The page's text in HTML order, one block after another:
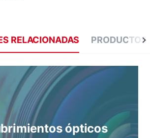
RELACIONADAS PRODUCTOS
ópticos